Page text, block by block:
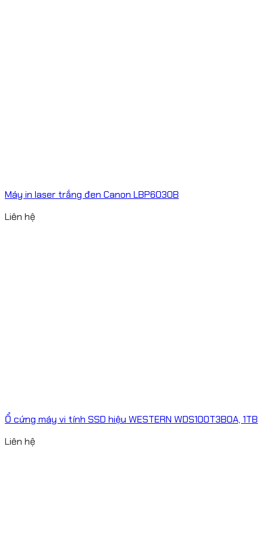
Máy in laser trắng đen Canon LBP6030B
Liên hệ
Ổ cứng máy vi tính SSD hiệu WESTERN WDS100T3B0A, 1TB
Liên hệ